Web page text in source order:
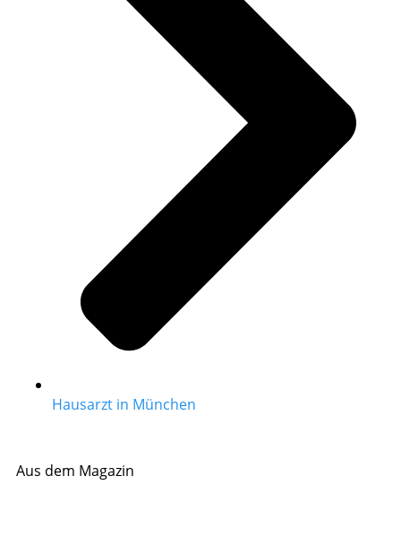
Hausarzt in München
Aus dem Magazin